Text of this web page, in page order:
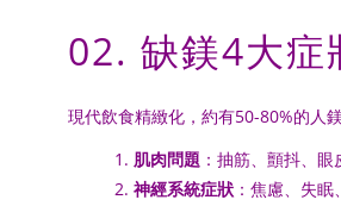
02. 缺鎂4大症
現代飲食精緻化，約有50-80%的人
肌肉問題 ：抽筋、顫抖、眼
神經系統症狀 ：焦慮、失眠